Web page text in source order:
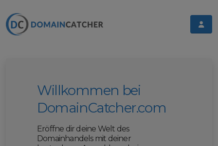
Willkommen bei
DomainCatcher.com
Eröffne dir deine Welt des
Domainhandels mit deiner